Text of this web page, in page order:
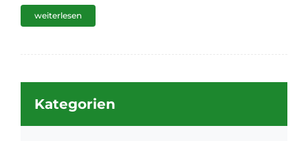
weiterlesen
Kategorien